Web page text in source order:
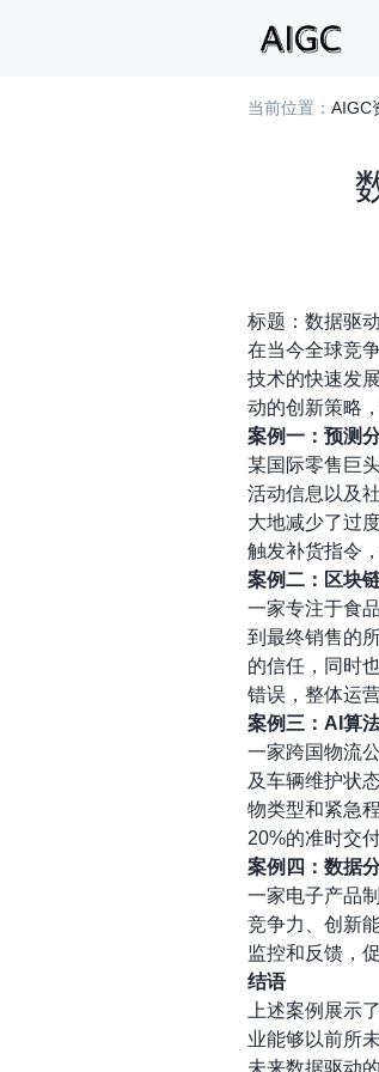
当前位置： AIGC
标题：数据驱
在当今全球竞
技术的快速发
动的创新策略
案例一：预测
某国际零售巨
活动信息以及
大地减少了过
触发补货指令
案例二：区块
一家专注于食
到最终销售的
的信任，同时
错误，整体运
案例三：AI算
一家跨国物流
及车辆维护状
物类型和紧急
20%的准时交
案例四：数据
一家电子产品
竞争力、创新
监控和反馈，
结语
上述案例展示
业能够以前所
未来数据驱动